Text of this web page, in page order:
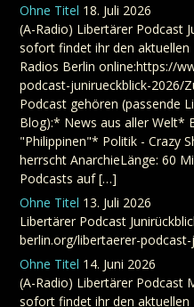
Ohne Titel 18. Juli 2026
(A-Radio) Libertärer Podcast
sofort findet ihr den aktuellen
Radios Berlin online:https://
podcast-junirueckblick-2026/
Podcast gehören (passende
Blog):* News aus aller Welt*
"Philippinen"* Politik - Crazy
herrscht AnarchieLänge: 60
Podcasts auf […]
Ohne Titel 13. Juli 2026
Libertärer Podcast
berlin.org/libertaerer-
Ohne Titel 14. Juni 2026
(A-Radio) Libertärer Podcast
sofort findet ihr den aktuellen